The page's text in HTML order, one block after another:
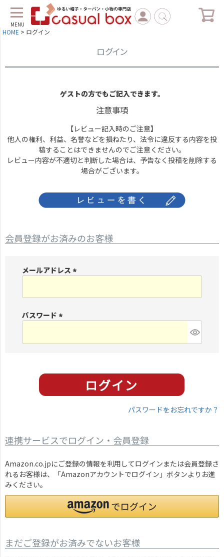
MENU
HOME ログイン
ログイン
ゲストの方でもご記入できます。
注意事項
【レビュー記入時のご注意】
他人の権利、利益、名誉などを損ねたり、法令に違反する内容を投
稿することはできませんのでご注意ください。
レビュー内容が不適切と判断した場合は、予告なく投稿を削除する
場合がございます。
会員登録がお済みのお客様
メールアドレス
パスワード
パスワードをお忘れですか？
連携サービスでログイン・会員登録
Amazon.co.jpにご登録の情報を利用してログインまたは会員登録さ
れるお客様は、「Amazonアカウントでログイン」ボタンよりお進
みください。
まだご登録がお済みでないお客様